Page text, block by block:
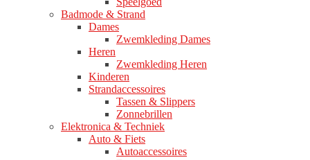
Badmode & Strand
Dames
Zwemkleding Dames
Heren
Zwemkleding Heren
Kinderen
Strandaccessoires
Tassen & Slippers
Zonnebrillen
Elektronica & Techniek
Auto & Fiets
Autoaccessoires